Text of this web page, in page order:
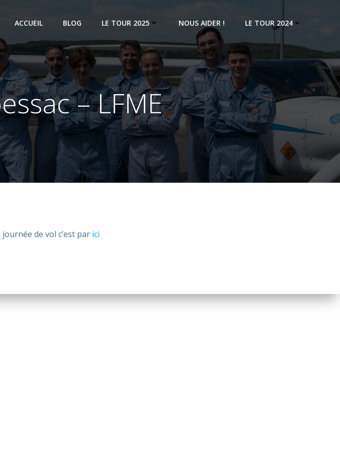
ACCUEIL BLOG LE TOUR 2025 NOUS AIDER ! LE TOUR 2024
– LFME
de vol c’est par ici